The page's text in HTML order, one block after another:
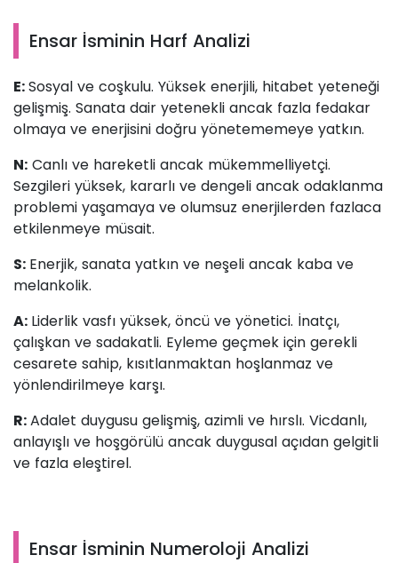
Ensar İsminin Harf Analizi
E:Sosyal ve coşkulu. Yüksek enerjili, hitabet yeteneği
gelişmiş. Sanata dair yetenekli ancak fazla fedakar
olmaya ve enerjisini doğru yönetememeye yatkın.
N: Canlı ve hareketli ancak mükemmelliyetçi.
Sezgileri yüksek, kararlı ve dengeli ancak odaklanma
problemi yaşamaya ve olumsuz enerjilerden fazlaca
etkilenmeye müsait.
S: Enerjik, sanata yatkın ve neşeli ancak kaba ve
melankolik.
A: Liderlik vasfı yüksek, öncü ve yönetici. İnatçı,
çalışkan ve sadakatli. Eyleme geçmek için gerekli
cesarete sahip, kısıtlanmaktan hoşlanmaz ve
yönlendirilmeye karşı.
R:Adalet duygusu gelişmiş, azimli ve hırslı. Vicdanlı,
anlayışlı ve hoşgörülü ancak duygusal açıdan gelgitli
ve fazla eleştirel.
Ensar İsminin Numeroloji Analizi